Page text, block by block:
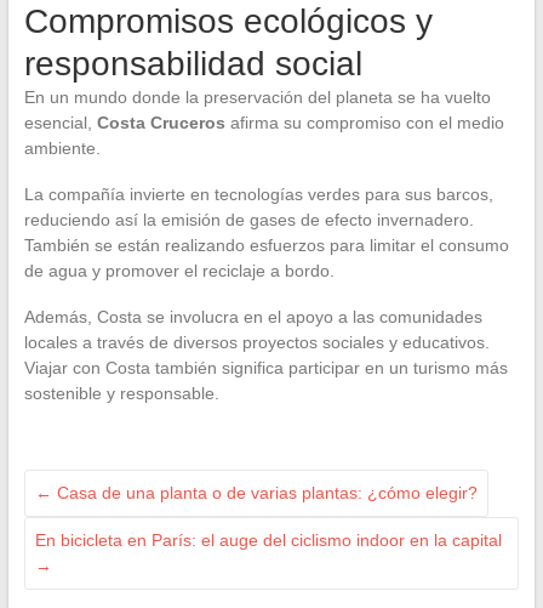
Compromisos ecológicos y
responsabilidad social
En un mundo donde la preservación del planeta se ha vuelto
esencial, Costa Cruceros afirma su compromiso con el medio
ambiente.
La compañía invierte en tecnologías verdes para sus barcos,
reduciendo así la emisión de gases de efecto invernadero.
También se están realizando esfuerzos para limitar el consumo
de agua y promover el reciclaje a bordo.
Además, Costa se involucra en el apoyo a las comunidades
locales a través de diversos proyectos sociales y educativos.
Viajar con Costa también significa participar en un turismo más
sostenible y responsable.
← Casa de una planta o de varias plantas: ¿cómo elegir?
En bicicleta en París: el auge del ciclismo indoor en la capital
→